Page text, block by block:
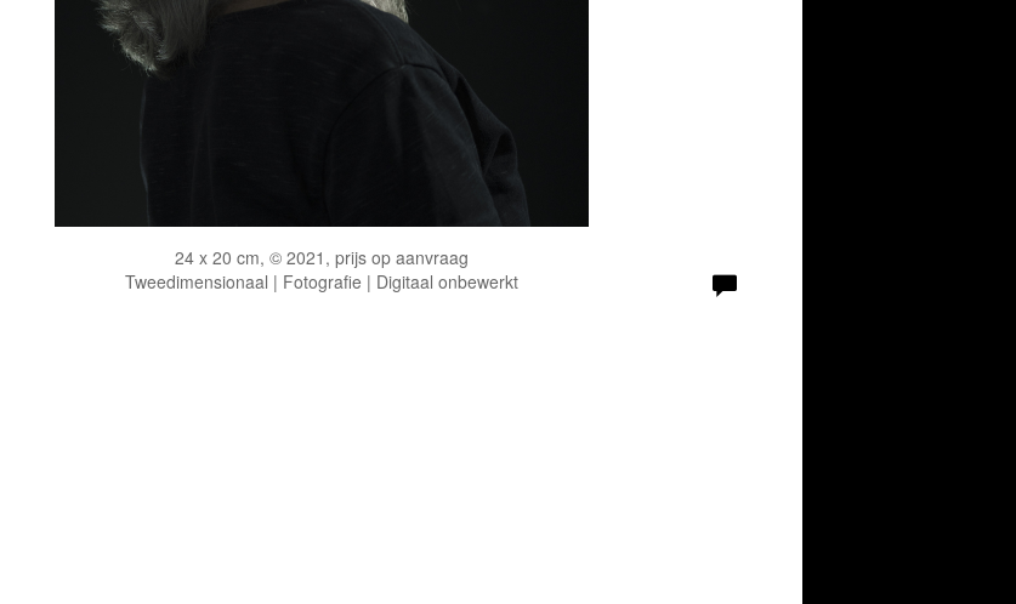
24 x 20 cm, © 2021, prijs op aanvraag
Tweedimensionaal | Fotografie | Digitaal onbewerkt